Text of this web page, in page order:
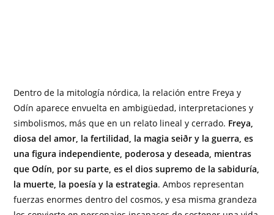
Dentro de la mitología nórdica, la relación entre Freya y
Odín aparece envuelta en ambigüedad, interpretaciones y
simbolismos, más que en un relato lineal y cerrado. Freya,
diosa del amor, la fertilidad, la magia seiðr y la guerra, es
una figura independiente, poderosa y deseada, mientras
que Odín, por su parte, es el dios supremo de la sabiduría,
la muerte, la poesía y la estrategia. Ambos representan
fuerzas enormes dentro del cosmos, y esa misma grandeza